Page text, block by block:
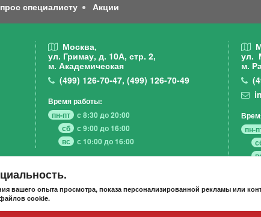
специалисту Акции
Москва,
ул. Гримау, д. 10А, стр. 2,
м. Академическая
(499) 126-70-47, (499) 126-70-49
Время работы:
пн-пт
с 8:30 до 20:00
сб
с 9:00 до 16:00
вс
с 10:00 до 16:00
ул.
м.
пн-
вашего опыта просмотра, показа персонализированной рекламы или
cookie.